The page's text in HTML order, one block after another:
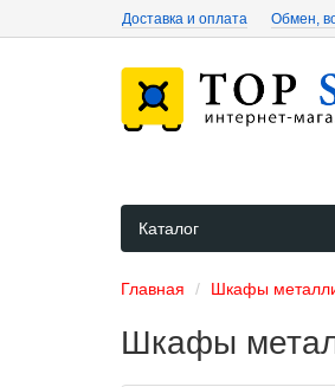
Доставка и оплата Обмен,
Каталог
Главная Шкафы
Шкафы